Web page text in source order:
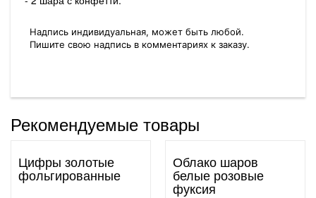
Надпись индивидуальная, может быть любой.
Пишите свою надпись в комментариях к заказу.
Рекомендуемые товары
Цифры золотые
фольгированные
Облако шаров
белые розовые
фуксия